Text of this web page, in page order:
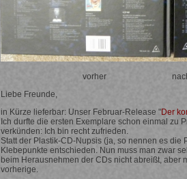
vorher
Liebe Freunde,
in Kürze lieferbar: Unser Februar-Release "Der
Ich durfte die ersten Exemplare schon einmal zu
verkünden: Ich bin recht zufrieden.
Statt der Plastik-CD-Nupsis (ja, so nennen es die
Klebepunkte entschieden. Nun muss man zwar
beim Herausnehmen der CDs nicht abreißt, aber
vorherige.